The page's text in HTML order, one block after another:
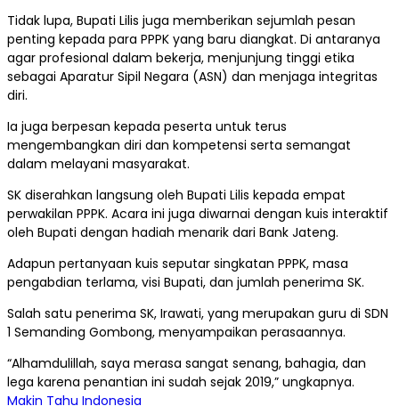
Tidak lupa, Bupati Lilis juga memberikan sejumlah pesan
penting kepada para PPPK yang baru diangkat. Di antaranya
agar profesional dalam bekerja, menjunjung tinggi etika
sebagai Aparatur Sipil Negara (ASN) dan menjaga integritas
diri.
Ia juga berpesan kepada peserta untuk terus
mengembangkan diri dan kompetensi serta semangat
dalam melayani masyarakat.
SK diserahkan langsung oleh Bupati Lilis kepada empat
perwakilan PPPK. Acara ini juga diwarnai dengan kuis interaktif
oleh Bupati dengan hadiah menarik dari Bank Jateng.
Adapun pertanyaan kuis seputar singkatan PPPK, masa
pengabdian terlama, visi Bupati, dan jumlah penerima SK.
Salah satu penerima SK, Irawati, yang merupakan guru di SDN
1 Semanding Gombong, menyampaikan perasaannya.
“Alhamdulillah, saya merasa sangat senang, bahagia, dan
lega karena penantian ini sudah sejak 2019,” ungkapnya.
Makin Tahu Indonesia